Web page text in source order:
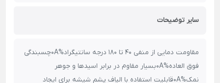
سایر توضیحات
مقاومت دمایی از منفی 40 تا 180 درجه سانتیگراد%0Aچسبندگی
فوق العاده%0Aبسیار مقاوم در برابر اسیدها و جوهر
نمک%0Aقابلیت استفاده با الیاف پشم شیشه برای ایجاد